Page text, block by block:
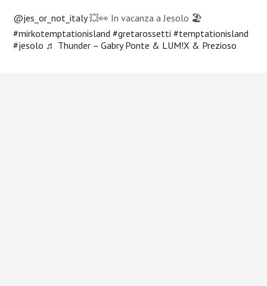
@jes_or_not_italy💥👀 In vacanza a Jesolo 🏖️
#mirkotemptationisland #gretarossetti #temptationisland
#jesolo ♬ Thunder – Gabry Ponte & LUM!X & Prezioso